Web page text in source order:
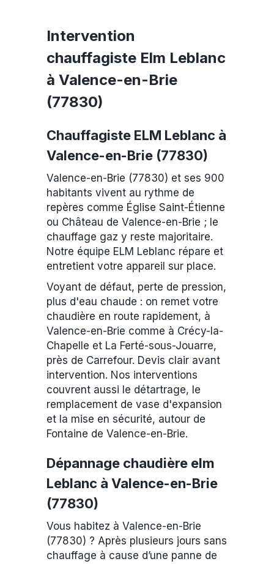
Intervention
chauffagiste Elm Leblanc
à Valence-en-Brie
(77830)
Chauffagiste ELM Leblanc à
Valence-en-Brie (77830)
Valence-en-Brie (77830) et ses 900
habitants vivent au rythme de
repères comme Église Saint-Étienne
ou Château de Valence-en-Brie ; le
chauffage gaz y reste majoritaire.
Notre équipe ELM Leblanc répare et
entretient votre appareil sur place.
Voyant de défaut, perte de pression,
plus d'eau chaude : on remet votre
chaudière en route rapidement, à
Valence-en-Brie comme à Crécy-la-
Chapelle et La Ferté-sous-Jouarre,
près de Carrefour. Devis clair avant
intervention. Nos interventions
couvrent aussi le détartrage, le
remplacement de vase d'expansion
et la mise en sécurité, autour de
Fontaine de Valence-en-Brie.
Dépannage chaudière elm
Leblanc à Valence-en-Brie
(77830)
Vous habitez à Valence-en-Brie
(77830) ? Après plusieurs jours sans
chauffage à cause d’une panne de